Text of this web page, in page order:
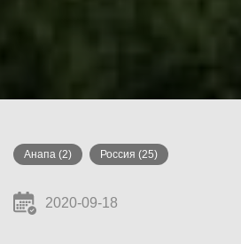
Анапа (2) Россия (25)
2020-09-18